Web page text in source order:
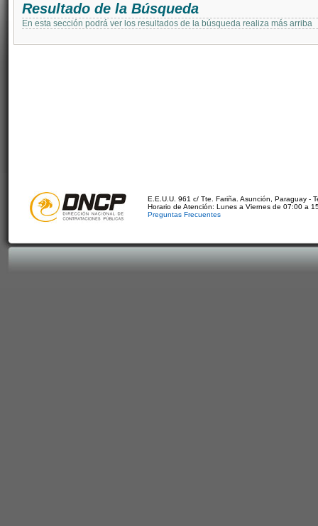
Resultado de la Búsqueda
En esta sección podrá ver los resultados de la búsqueda realiza más arriba
E.E.U.U. 961 c/ Tte. Fariña. Asunción, Paraguay -
Horario de Atención: Lunes a Viernes de 07:00 a
Preguntas Frecuentes